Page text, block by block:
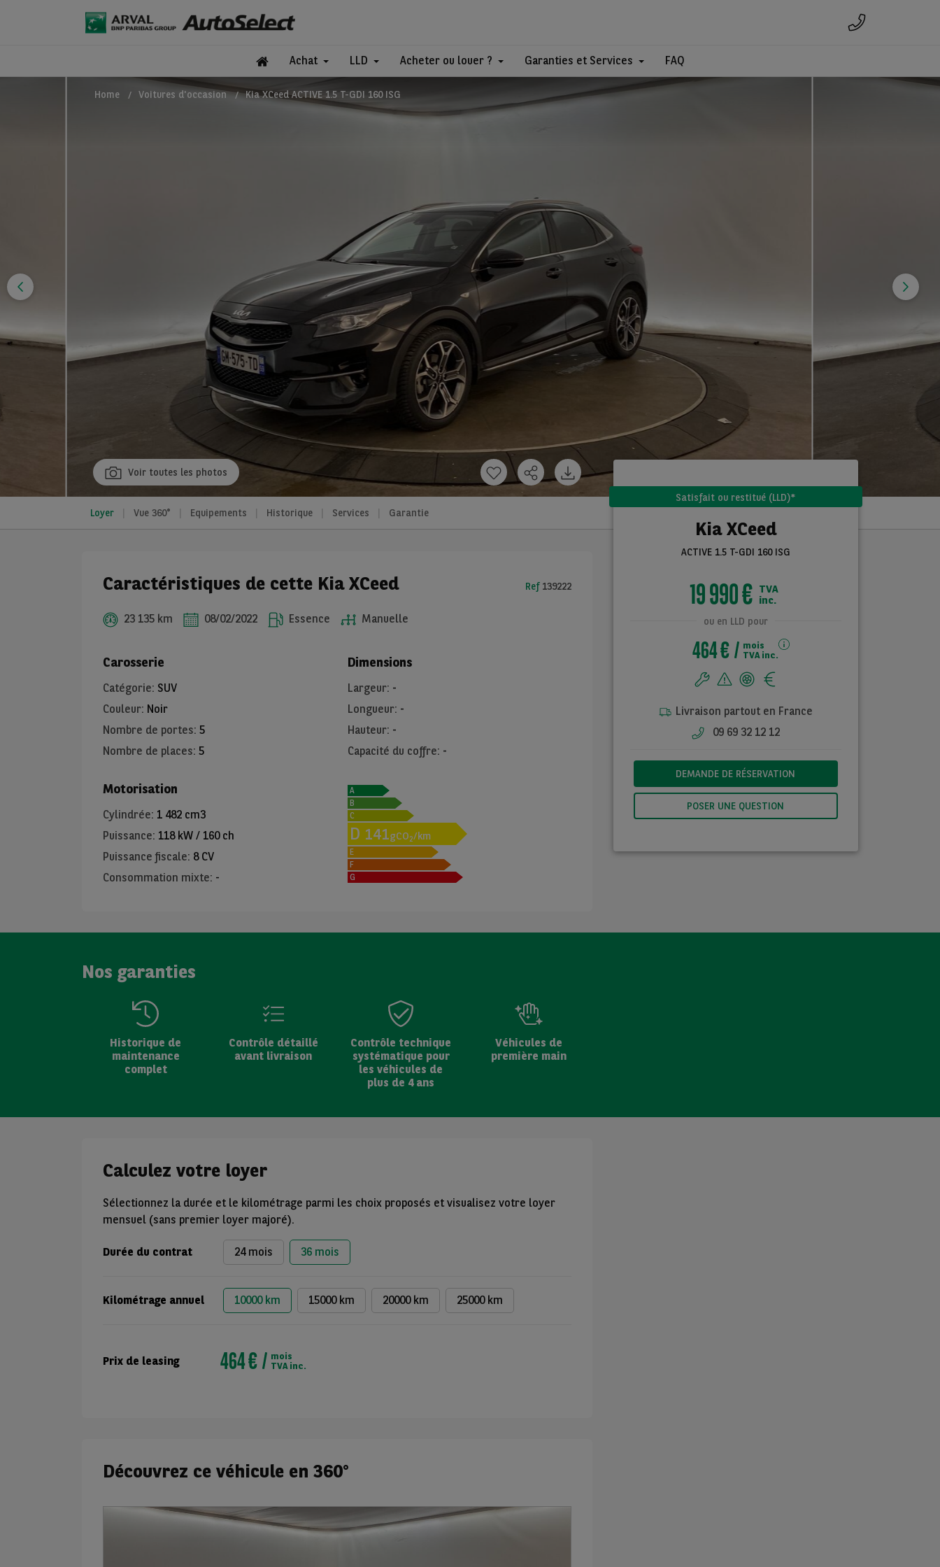
Achat LLD Acheter ou louer ? Garanties et Services FAQ
Home Voitures d'occasion Kia XCeed ACTIVE 1.5 T-GDI 160 ISG
Voir toutes les photos
Loyer Vue 360° Equipements Historique Services Garantie
Satisfait ou restitué (LLD)*
Kia XCeed
ACTIVE 1.5 T-GDI 160 ISG
19 990 € TVA
inc.
ou en LLD pour
464 €
mois
TVA inc.
Livraison partout en France
09 69 32 12 12
DEMANDE DE RÉSERVATION
POSER UNE QUESTION
Caractéristiques de cette Kia XCeed
23 135 km 08/02/2022 Essence Manuelle
Ref 139222
Carosserie
Catégorie: SUV
Couleur: Noir
Nombre de portes: 5
Nombre de places: 5
Dimensions
Largeur: -
Longueur: -
Hauteur: -
Capacité du coffre: -
Motorisation
Cylindrée: 1 482 cm3
Puissance: 118 kW / 160 ch
Puissance fiscale: 8 CV
Consommation mixte: -
A
B
C
D 141gCO2/km
E
F
G
Nos garanties
Historique de
maintenance
complet
Contrôle détaillé
avant livraison
Contrôle technique
systématique pour
les véhicules de
plus de 4 ans
Véhicules de
première main
Calculez votre loyer
Sélectionnez la durée et le kilométrage parmi les choix proposés et visualisez votre loyer
mensuel (sans premier loyer majoré).
Durée du contrat 24 mois 36 mois
Kilométrage annuel 10000 km 15000 km 20000 km 25000 km
Prix de leasing 464 €
mois
TVA inc.
Découvrez ce véhicule en 360°